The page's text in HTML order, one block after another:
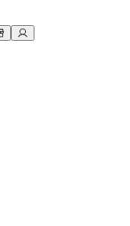
с вашей командой
в реальном времени
Unity
экспертов